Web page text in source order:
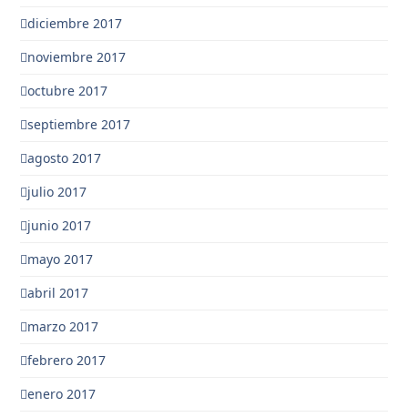
diciembre 2017
noviembre 2017
octubre 2017
septiembre 2017
agosto 2017
julio 2017
junio 2017
mayo 2017
abril 2017
marzo 2017
febrero 2017
enero 2017